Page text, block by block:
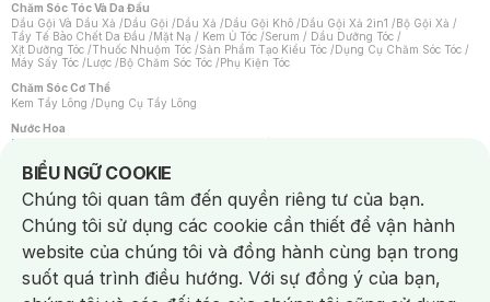
Chăm Sóc Tóc Và Da Đầu
Dầu Gội Và Dầu Xả /Dầu Gội /Dầu Xả /Dầu Gội Khô /Dầu Gội Xả 2in1 /Bộ Gội Xả /
Tẩy Tế Bào Chết Da Đầu /Mặt Nạ / Kem Ủ Tóc /Serum / Dầu Dưỡng Tóc /
Xịt Dưỡng Tóc /Thuốc Nhuộm Tóc /Sản Phẩm Tạo Kiểu Tóc /Dụng Cụ Chăm Sóc Tóc /
Máy Sấy Tóc /Lược /Bộ Chăm Sóc Tóc /Phụ Kiện Tóc
Chăm Sóc Cơ Thể
Kem Tẩy Lông /Dụng Cụ Tẩy Lông
Nước Hoa
Nước Hoa Nữ
Chăm Sóc Cá Nhân
Chống Muỗi /Khẩu Trang /Máy Massage/Mặt Nạ Xông Hơi /Nước Rửa Tay/
Sản Phẩm Chăm Sóc Khác /Bàn Chải Đánh Răng /Bàn Chải Điện/
Hỗ Trợ Trắng Răng/Kem Đánh Răng /Máy Tăm Nước/ Nước Súc Miệng/
Tăm / Chỉ Nha Khoa/ Xịt Thơm Miệng / Dung Dịch Vệ Sinh/Dưỡng Vùng Kín/
Khăn Ướt Vệ Sinh Vùng Kín/Băng Vệ Sinh/Tampon/Bọt Cạo Râu /Dao Cạo Râu/
Máy Cạo Râu
Vấn Đề Về Da
BIỂU NGỮ COOKIE
Notice about cookies usage
Chúng tôi quan tâm đến quyền riêng tư của bạn.
Chúng tôi sử dụng các cookie cần thiết để vận hành
website của chúng tôi và đồng hành cùng bạn trong
suốt quá trình điều hướng. Với sự đồng ý của bạn,